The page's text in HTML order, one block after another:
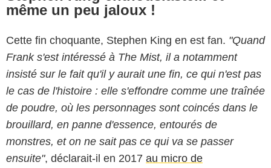
même un peu jaloux !
Cette fin choquante, Stephen King en est fan. "Quand
Frank s'est intéressé à The Mist, il a notamment
insisté sur le fait qu'il y aurait une fin, ce qui n'est pas
le cas de l'histoire : elle s'effondre comme une traînée
de poudre, où les personnages sont coincés dans le
brouillard, en panne d'essence, entourés de
monstres, et on ne sait pas ce qui va se passer
ensuite", déclarait-il en 2017 au micro de